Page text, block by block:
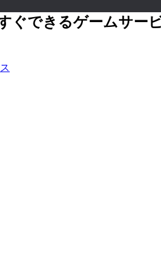
ぐできるゲームサー